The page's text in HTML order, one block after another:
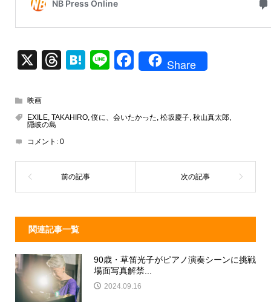
X
T
a
d
s
H
n
Li
F
e
o
k
Share
映画
EXILE, TAKAHIRO,僕に、会いたかった 松坂慶子, 秋山真太郎,
隠岐の島
コメント: 0
関連記事一覧
90歳・草笛光子がピアノ演奏シーンに挑戦
場面写真解禁...
2024.09.16